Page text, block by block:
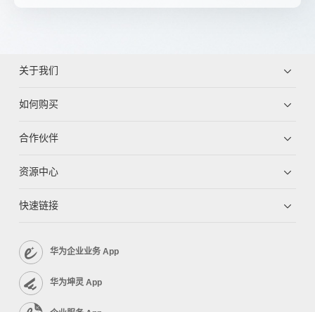
关于我们
如何购买
合作伙伴
资源中心
快速链接
华为企业业务 App
华为坤灵 App